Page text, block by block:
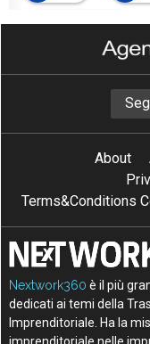
I innovazione
About
Terms&Conditions
Nextwork360 è il più
dedicati ai temi della
Imprenditoriale. Ha la
imprenditoriale nelle